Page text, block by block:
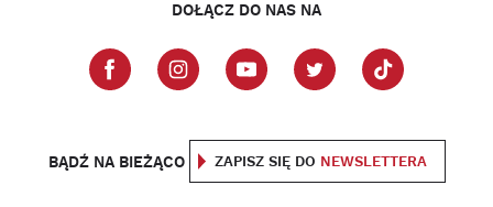
DOŁĄCZ DO NAS NA
BĄDŹ NA BIEŻĄCO ZAPISZ SIĘ DO NEWSLETTERA